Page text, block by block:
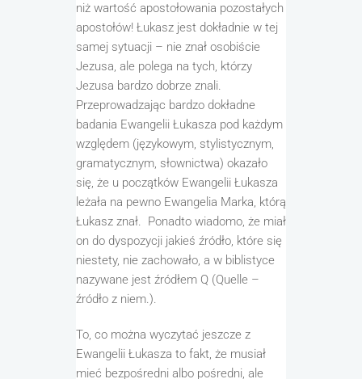
niż wartość apostołowania pozostałych
apostołów! Łukasz jest dokładnie w tej
samej sytuacji – nie znał osobiście
Jezusa, ale polega na tych, którzy
Jezusa bardzo dobrze znali.
Przeprowadzając bardzo dokładne
badania Ewangelii Łukasza pod każdym
względem (językowym, stylistycznym,
gramatycznym, słownictwa) okazało
się, że u początków Ewangelii Łukasza
leżała na pewno Ewangelia Marka, którą
Łukasz znał. Ponadto wiadomo, że miał
on do dyspozycji jakieś źródło, które się
niestety, nie zachowało, a w biblistyce
nazywane jest źródłem Q (Quelle –
źródło z niem.).
To, co można wyczytać jeszcze z
Ewangelii Łukasza to fakt, że musiał
mieć bezpośredni albo pośredni, ale